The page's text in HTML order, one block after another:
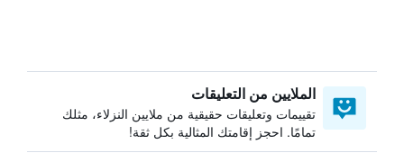
الملايين من التعليقات
تقييمات وتعليقات حقيقية من ملايين النزلاء، مثلك
تمامًا. احجز إقامتك المثالية بكل ثقة!